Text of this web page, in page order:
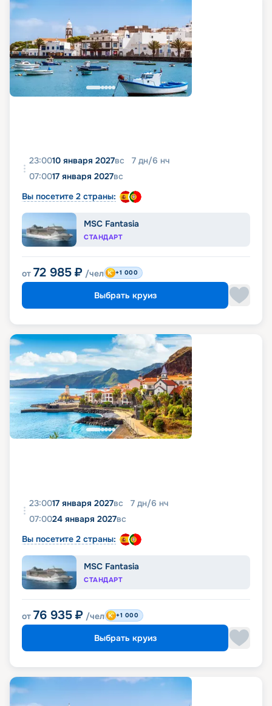
23:0010 января 2027вс 7 дн/6 нч
07:0017 января 2027вс
Вы посетите 2 страны:
MSC Fantasia
СТАНДАРТ
от 72 985 ₽ /чел +1 000
Выбрать круиз
23:0017 января 2027вс 7 дн/6 нч
07:0024 января 2027вс
Вы посетите 2 страны:
MSC Fantasia
СТАНДАРТ
от 76 935 ₽ /чел +1 000
Выбрать круиз